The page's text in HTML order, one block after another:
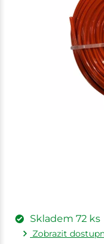
Skladem 72 ks
Zobrazit